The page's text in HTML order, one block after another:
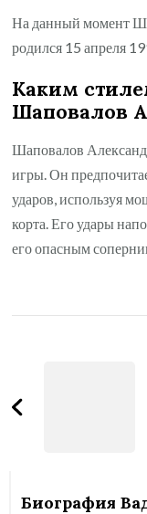
На данный момент
родился 15 апреля
Каким
Шаповалов
Шаповалов
игры. Он
ударов, используя
корта. Его удары
его опасным
записям
Биография